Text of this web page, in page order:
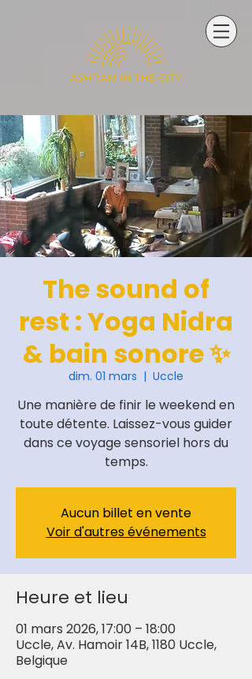
The sound of
rest : Yoga Nidra
& bain sonore ✨
dim. 01 mars
  |
Uccle
Une manière de finir le weekend en
toute détente. Laissez-vous guider
dans ce voyage sensoriel hors du
temps.
Aucun billet en vente
Voir d'autres événements
Heure et lieu
01 mars 2026, 17:00 – 18:00
Uccle, Av. Hamoir 14B, 1180 Uccle,
Belgique